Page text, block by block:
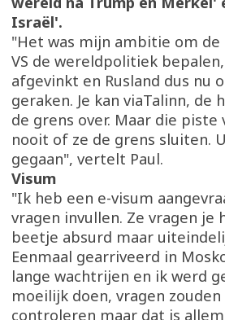
Israël'.
"Het was mijn ambitie om
VS de wereldpolitiek
afgevinkt en Rusland dus nu
geraken. Je kan viaTalinn,
de grens over. Maar die
nooit of ze de grens sluiten.
gegaan", vertelt Paul.
Visum
"Ik heb een e-visum
vragen invullen. Ze vragen
beetje absurd maar
Eenmaal gearriveerd in
lange wachtrijen en ik werd
moeilijk doen, vragen
controleren maar dat is